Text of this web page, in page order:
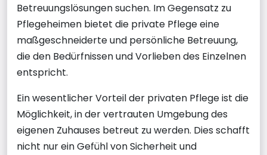
Betreuungslösungen suchen. Im Gegensatz zu
Pflegeheimen bietet die private Pflege eine
maßgeschneiderte und persönliche Betreuung,
die den Bedürfnissen und Vorlieben des Einzelnen
entspricht.
Ein wesentlicher Vorteil der privaten Pflege ist die
Möglichkeit, in der vertrauten Umgebung des
eigenen Zuhauses betreut zu werden. Dies schafft
nicht nur ein Gefühl von Sicherheit und